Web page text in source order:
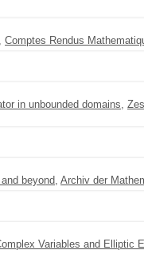
, Comptes Rendus
in unbounded domains,
beyond, Archiv der
Variables and Elliptic